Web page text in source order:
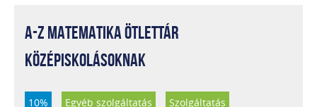
A-Z MATEMATIKA ÖTLETTÁR
KÖZÉPISKOLÁSOKNAK
10% Egyéb szolgáltatás
Szolgáltatás